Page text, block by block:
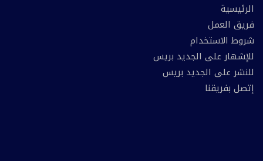
الرئيسية
فريق العمل
شروط الاستخدام
للإشهار على الجديد بريس
للنشر على الجديد بريس
إتصل بفريقنا